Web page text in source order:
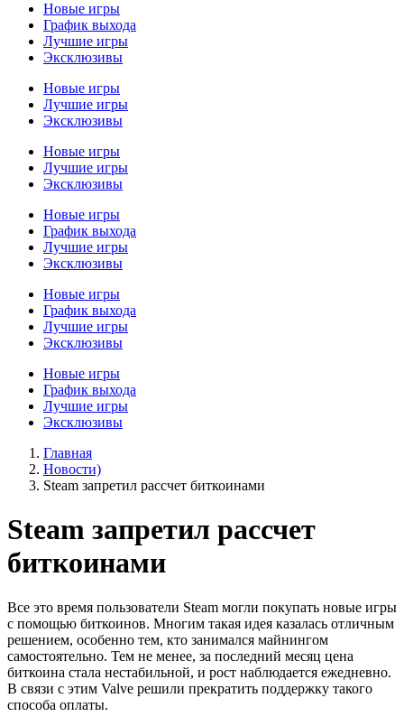
Новые игры
График выхода
Лучшие игры
Эксклюзивы
Новые игры
Лучшие игры
Эксклюзивы
Новые игры
Лучшие игры
Эксклюзивы
Новые игры
График выхода
Лучшие игры
Эксклюзивы
Новые игры
График выхода
Лучшие игры
Эксклюзивы
Новые игры
График выхода
Лучшие игры
Эксклюзивы
Главная
Новости)
Steam запретил рассчет биткоинами
Steam запретил рассчет
биткоинами
Все это время пользователи Steam могли покупать новые игры
с помощью биткоинов. Многим такая идея казалась отличным
решением, особенно тем, кто занимался майнингом
самостоятельно. Тем не менее, за последний месяц цена
биткоина стала нестабильной, и рост наблюдается ежедневно.
В связи с этим Valve решили прекратить поддержку такого
способа оплаты.